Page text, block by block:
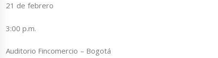
21 de febrero
3:00 p.m.
Auditorio Fincomercio – Bogotá